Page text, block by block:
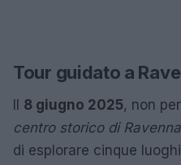
Tour guidato a
Il 8 giugno 2025, non
centro storico di Ravenna
di esplorare cinque